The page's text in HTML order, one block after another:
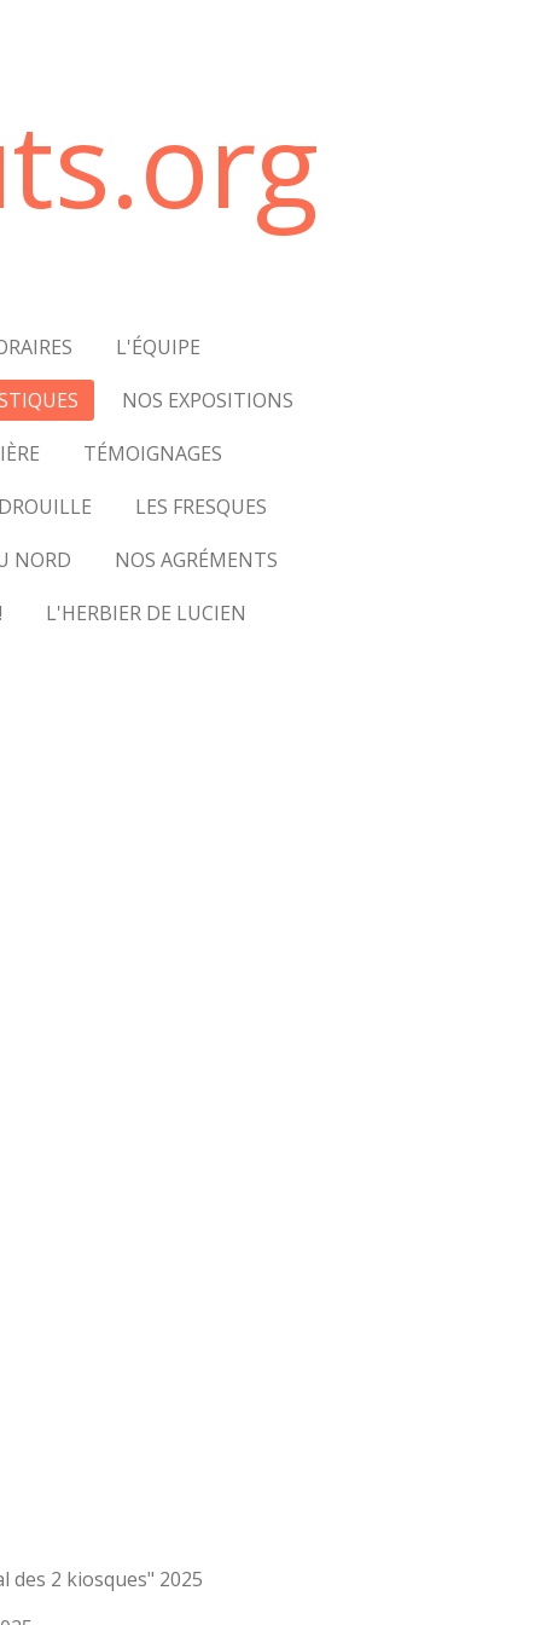
L'ÉQUIPE
NOS EXPOSITIONS
TÉMOIGNAGES
LES FRESQUES
NORD
NOS AGRÉMENTS
L'HERBIER DE LUCIEN
des 2 kiosques" 2025